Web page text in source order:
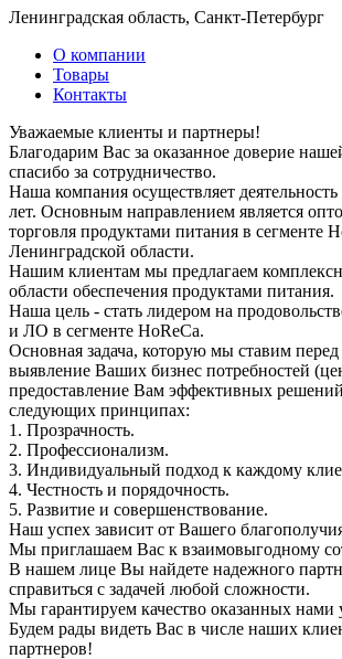
Ленинградская область, Санкт-Петербург
О компании
Товары
Контакты
Уважаемые клиенты и партнеры!
Благодарим Вас за оказанное доверие
спасибо за сотрудничество.
Наша компания осуществляет
лет. Основным направлением является
торговля продуктами питания в сегменте
Ленинградской области.
Нашим клиентам мы предлагаем
области обеспечения продуктами питания.
Наша цель - стать лидером на
и ЛО в сегменте HoReCa.
Основная задача, которую мы ставим
выявление Ваших бизнес потребностей
предоставление Вам эффективных
следующих принципах:
1. Прозрачность.
2. Профессионализм.
3. Индивидуальный подход к каждому
4. Честность и порядочность.
5. Развитие и совершенствование.
Наш успех зависит от Вашего
Мы приглашаем Вас к взаимовыгодному
В нашем лице Вы найдете надежного
справиться с задачей любой сложности.
Мы гарантируем качество оказанных нами
Будем рады видеть Вас в числе наших
партнеров!